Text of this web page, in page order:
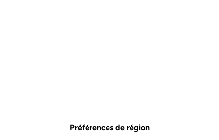
Préférences de région